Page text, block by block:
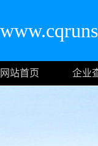
网站首页 企业